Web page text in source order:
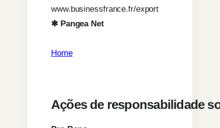
www.businessfrance.fr/export
✱ Pangea Net
Home
Ações de responsabilidade